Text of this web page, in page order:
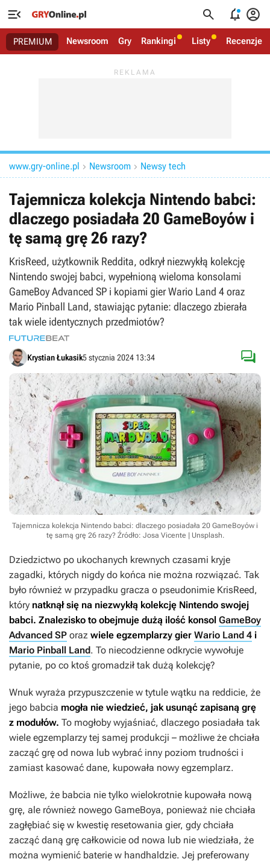
   
PREMIUM Newsroom Gry Rankingi Listy Recenzje
www.gry-online.pl  Newsroom  Newsy tech
Tajemnicza kolekcja Nintendo babci:
dlaczego posiadała 20 GameBoyów i
tę samą grę 26 razy?
KrisReed, użytkownik Reddita, odkrył niezwykłą kolekcję
Nintendo swojej babci, wypełnioną wieloma konsolami
GameBoy Advanced SP i kopiami gier Wario Land 4 oraz
Mario Pinball Land, stawiając pytanie: dlaczego zbierała
tak wiele identycznych przedmiotów?
Krystian Łukasik5 stycznia 2024 13:34 
Tajemnicza kolekcja Nintendo babci: dlaczego posiadała 20 GameBoyów i
tę samą grę 26 razy? Źródło: Josa Vicente | Unsplash.
Dziedzictwo po ukochanych krewnych czasami kryje
zagadki, których nigdy do końca nie można rozwiązać. Tak
było również w przypadku gracza o pseudonimie KrisReed,
który natknął się na niezwykłą kolekcję Nintendo swojej
babci. Znalezisko to obejmuje dużą ilość konsol GameBoy
Advanced SP oraz wiele egzemplarzy gier Wario Land 4 i
Mario Pinball Land. To niecodzienne odkrycie wywołuje
pytanie, po co ktoś gromadził tak dużą kolekcję?
Wnuk wyraża przypuszczenie w tytule wątku na reddicie, że
jego babcia mogła nie wiedzieć, jak usunąć zapisaną grę
z modułów. To mogłoby wyjaśniać, dlaczego posiadała tak
wiele egzemplarzy tej samej produkcji – możliwe że chciała
zacząć grę od nowa lub wybrać inny poziom trudności i
zamiast kasować dane, kupowała nowy egzemplarz.
Możliwe, że babcia nie tylko wielokrotnie kupowała nową
grę, ale również nowego GameBoya, ponieważ nie chciała
zagłębiać się w kwestię resetowania gier, gdy chciała
zacząć daną grę całkowicie od nowa lub nie wiedziała, że
można wymienić baterie w handhaldzie. Jej preferowany